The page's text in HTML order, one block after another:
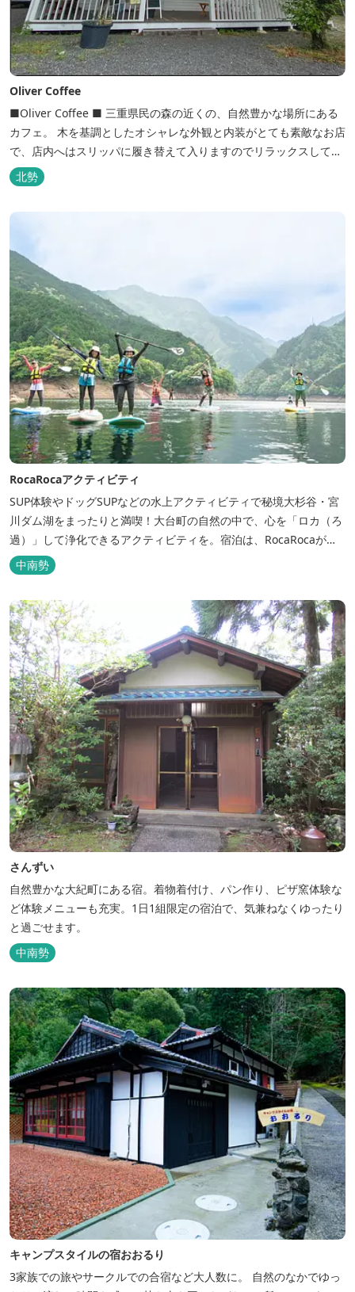
Oliver Coffee
■Oliver Coffee ■ 三重県民の森の近くの、自然豊かな場所にある
カフェ。 木を基調としたオシャレな外観と内装がとても素敵なお店
で、店内へはスリッパに履き替えて入りますのでリラックスして食
事を楽しめます。 席は店内にテーブル席や円卓、外のテラス席など
があり、お子様連れでも入りやすく居心地がいいカフェです。 森の
静かな雰囲気の中で、ゆっくり過ごすことができます。
北勢
RocaRocaアクティビティ
SUP体験やドッグSUPなどの水上アクティビティで秘境大杉谷・宮
川ダム湖をまったりと満喫！大台町の自然の中で、心を「ロカ（ろ
過）」して浄化できるアクティビティを。宿泊は、RocaRocaが運
営する「キャンプスタイルの宿やまがら」へ！
中南勢
さんずい
自然豊かな大紀町にある宿。着物着付け、パン作り、ピザ窯体験な
ど体験メニューも充実。1日1組限定の宿泊で、気兼ねなくゆったり
と過ごせます。
中南勢
キャンプスタイルの宿おおるり
3家族での旅やサークルでの合宿など大人数に。 自然のなかでゆっ